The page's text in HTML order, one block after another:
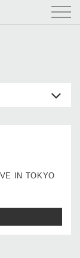
IN TOKYO